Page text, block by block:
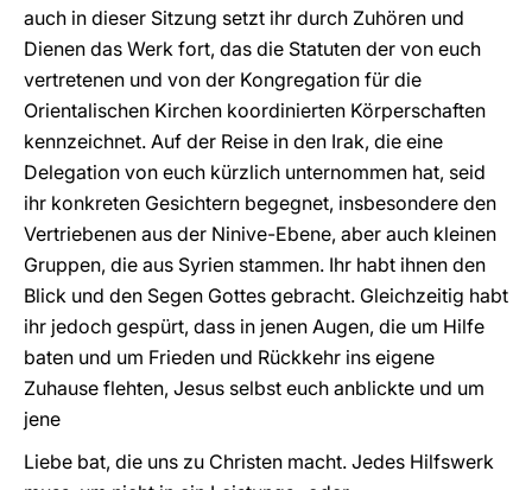
auch in dieser Sitzung setzt ihr durch Zuhören und
Dienen das Werk fort, das die Statuten der von euch
vertretenen und von der Kongregation für die
Orientalischen Kirchen koordinierten Körperschaften
kennzeichnet. Auf der Reise in den Irak, die eine
Delegation von euch kürzlich unternommen hat, seid
ihr konkreten Gesichtern begegnet, insbesondere den
Vertriebenen aus der Ninive-Ebene, aber auch kleinen
Gruppen, die aus Syrien stammen. Ihr habt ihnen den
Blick und den Segen Gottes gebracht. Gleichzeitig habt
ihr jedoch gespürt, dass in jenen Augen, die um Hilfe
baten und um Frieden und Rückkehr ins eigene
Zuhause flehten, Jesus selbst euch anblickte und um
jene
Liebe bat, die uns zu Christen macht. Jedes Hilfswerk